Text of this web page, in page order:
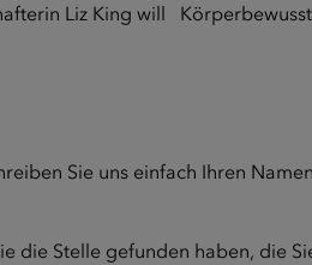
Liz King will
Sie uns einfach Ihren
die Stelle gefunden haben, die